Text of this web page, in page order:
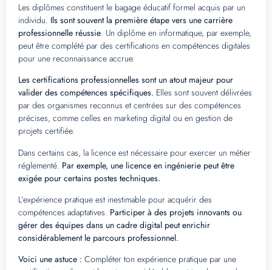
Les diplômes constituent le bagage éducatif formel acquis par un
individu. Ils sont souvent la première étape vers une carrière
professionnelle réussie. Un diplôme en informatique, par exemple,
peut être complété par des certifications en compétences digitales
pour une reconnaissance accrue.
Les certifications professionnelles sont un atout majeur pour
valider des compétences spécifiques. Elles sont souvent délivrées
par des organismes reconnus et centrées sur des compétences
précises, comme celles en marketing digital ou en gestion de
projets certifiée.
Dans certains cas, la licence est nécessaire pour exercer un métier
réglementé. Par exemple, une licence en ingénierie peut être
exigée pour certains postes techniques.
L’expérience pratique est inestimable pour acquérir des
compétences adaptatives. Participer à des projets innovants ou
gérer des équipes dans un cadre digital peut enrichir
considérablement le parcours professionnel.
Voici une astuce : Compléter ton expérience pratique par une